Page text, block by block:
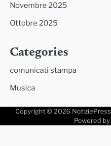
Novembre 2025
Ottobre 2025
Categories
comunicati stampa
Musica
Copyright © 2026 NotiziePress
Powered by